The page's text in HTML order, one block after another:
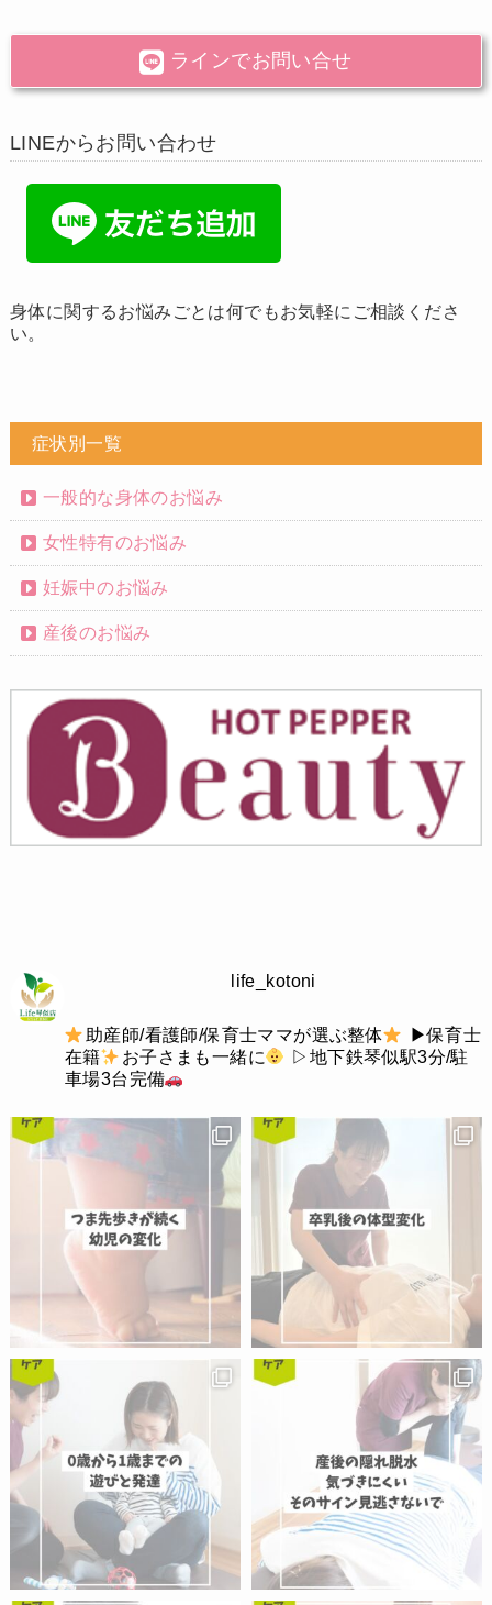
ラインでお問い合せ
LINEからお問い合わせ
身体に関するお悩みごとは何でもお気軽にご相談くださ
い。
症状別一覧
一般的な身体のお悩み
女性特有のお悩み
妊娠中のお悩み
産後のお悩み
life_kotoni
助産師/看護師/保育士ママが選ぶ整体
▶︎保育士
在籍
お子さまも一緒に
▷地下鉄琴似駅3分/駐
車場3台完備